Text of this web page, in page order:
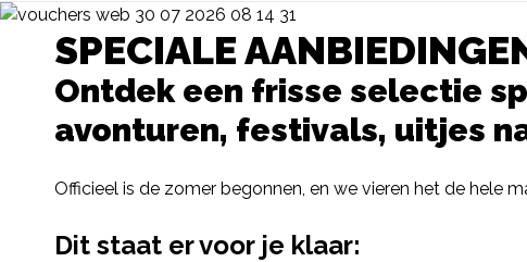
SPECIALE
Ontdek een frisse selectie
avonturen, festivals, uitjes
Officieel is de zomer begonnen, en we vieren het de hele
Dit staat er voor je klaar: